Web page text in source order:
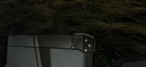
工业产品，一
嵌入式电脑、工控